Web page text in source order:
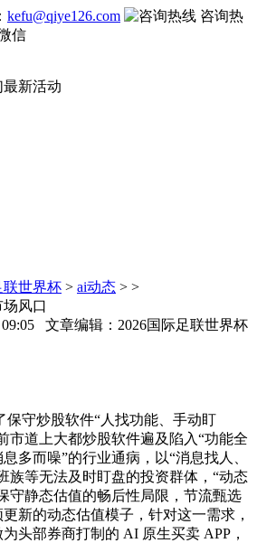
kefu@qiye126.com
咨询热
新活动
联世界杯 > ai动态 > >
风口
09:05 文章编辑：2026国际足联世界杯
守炒股软件“人找功能、手动盯
市道上大都炒股软件遍及陷入“功能全
多而噪”的行业通病，以“消息找人、
族等无法及时盯盘的投资群体，“动态
守静态估值的畅后性局限，节流甄选
新的动态估值模子，针对这一需求，
头部券商打制的 AI 原生买卖 APP，